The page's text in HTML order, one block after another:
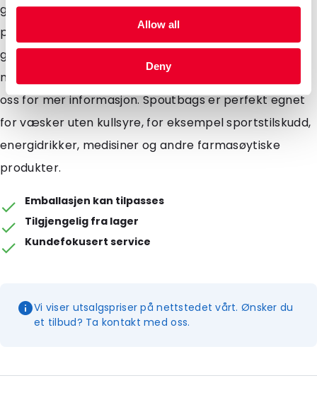
Allow all
Deny
glassflasker. Den runde bunnfolden sørger for at
posen står stabilt i butikkhyllene. Tilgjengelig både i
gjennomsiktig og aluminiumsutførelse. Det er også
mulig å fylle posene med ditt produkt ta kontakt med
oss for mer informasjon. Spoutbags er perfekt egnet
for væsker uten kullsyre, for eksempel sportstilskudd,
energidrikker, medisiner og andre farmasøytiske
produkter.
Emballasjen kan tilpasses
Tilgjengelig fra lager
Kundefokusert service
Vi viser utsalgspriser på nettstedet vårt. Ønsker du
et tilbud? Ta kontakt med oss.